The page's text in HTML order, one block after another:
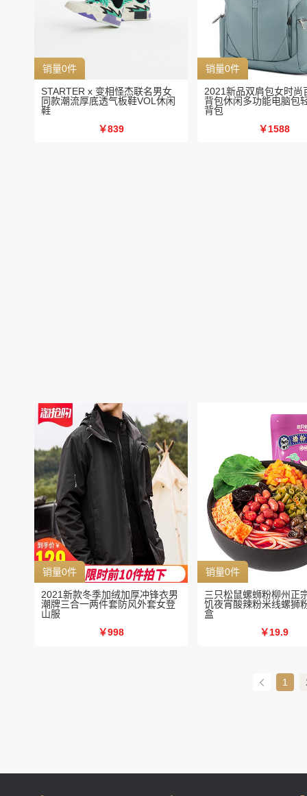
销量0件
STARTER x 变相怪杰联名男女
同款潮流厚底透气板鞋VOL休闲
鞋
￥839
销量0件
2021新品双肩包女时尚
背包休闲多功能电脑包
背包
￥1588
销量0件
2021新款冬季加绒加厚冲锋衣男
潮牌三合一两件套防风外套女登
山服
￥998
销量0件
三只松鼠螺蛳粉柳州正
饥夜宵酸辣粉米线螺狮
盒
￥19.9
1